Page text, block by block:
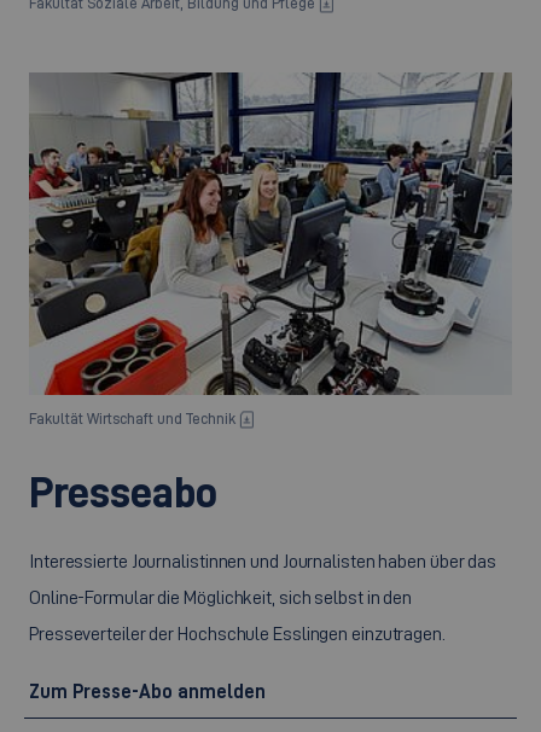
Fakultät Wirtschaft und Technik
Presseabo
Interessierte Journalistinnen und Journalisten haben über das
Online-Formular die Möglichkeit, sich selbst in den
Presseverteiler der Hochschule Esslingen einzutragen.
Zum Presse-Abo anmelden